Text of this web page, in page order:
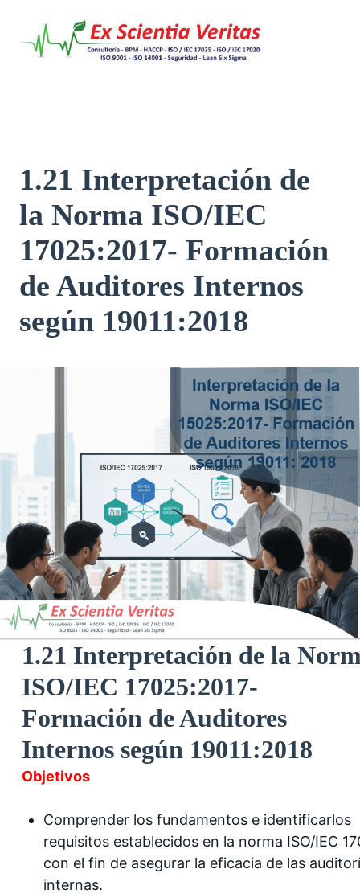
contenido
1.21 Interpretación de
la Norma ISO/IEC
17025:2017- Formación
de Auditores Internos
según 19011:2018
1.21 Interpretación de la
ISO/IEC 17025:2017-
Formación de Auditores
Internos según 19011:2018
Objetivos
Comprender los fundamentos e identificarlos
requisitos establecidos en la norma ISO/IEC
con el fin de asegurar la eficacia de las
internas.